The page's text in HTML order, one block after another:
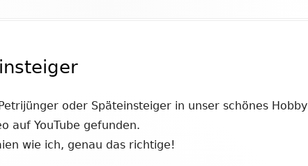
oder Späteinsteiger in unser schönes Hobby
auf YouTube gefunden.
wie ich, genau das richtige!